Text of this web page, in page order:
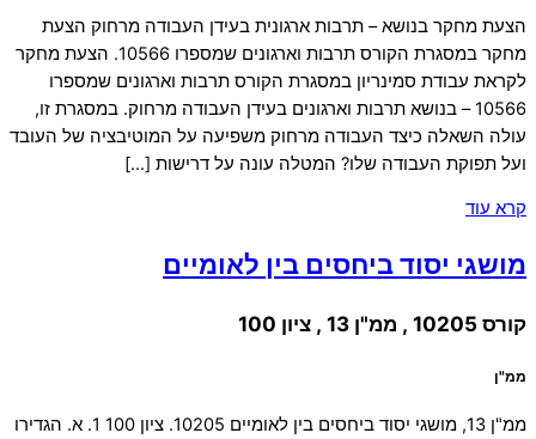
הצעת מחקר בנושא – תרבות ארגונית בעידן העבודה מרחוק הצעת
מחקר במסגרת הקורס תרבות וארגונים שמספרו 10566. הצעת מחקר
לקראת עבודת סמינריון במסגרת הקורס תרבות וארגונים שמספרו
10566 – בנושא תרבות וארגונים בעידן העבודה מרחוק. במסגרת זו,
עולה השאלה כיצד העבודה מרחוק משפיעה על המוטיבציה של העובד
ועל תפוקת העבודה שלו? המטלה עונה על דרישות […]
קרא עוד
מושגי יסוד ביחסים בין לאומיים
קורס 10205 , ממ"ן 13 , ציון 100
ממ"ן
ממ"ן 13, מושגי יסוד ביחסים בין לאומיים 10205. ציון 100 1. א. הגדירו